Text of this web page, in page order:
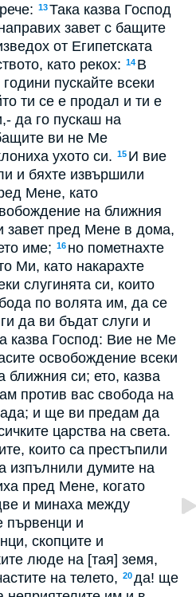
13Така казва Господ
завет с бащите
от Египетската
като рекох: 14 В
пускайте всеки
ти се е продал и ти е
да го пускаш на
ви не Ме
ухото си. 15 И вие
и бяхте извършили
Мене, като
на ближния
завет пред Мене в дома,
име; 16 но пометнахте
Ми, като накарахте
слугинята си, които
по волята им, да се
да ви бъдат слуги и
казва Господ: Вие не Ме
освобождение всеки
ближния си; ето, казва
против вас свобода на
и ще ви предам да
царства на света.
които са престъпили
изпълнили думите на
пред Мене, когато
и минаха между
първенци и
скопците и
люде на [тая] земя,
на телето, 20да! ще